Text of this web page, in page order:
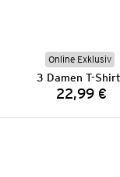
Online Exklusiv
3 Damen T-
Preis:
22,99 €